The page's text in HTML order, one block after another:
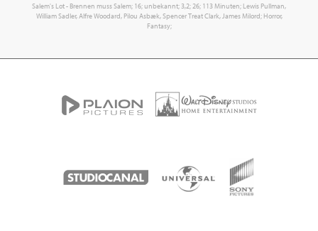
Salem's Lot - Brennen muss Salem; 16; unbekannt; 3,2; 26; 113 Minuten; Lewis Pullman,
William Sadler, Alfre Woodard, Pilou Asbæk, Spencer Treat Clark, James Milord; Horror,
Fantasy;